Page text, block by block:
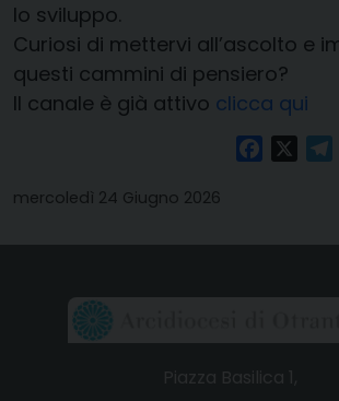
lo sviluppo.
Curiosi di mettervi all’ascolto e
questi cammini di pensiero?
Il canale è già attivo clicca qui
mercoledì 24 Giugno 2026